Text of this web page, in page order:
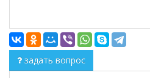
задать вопрос